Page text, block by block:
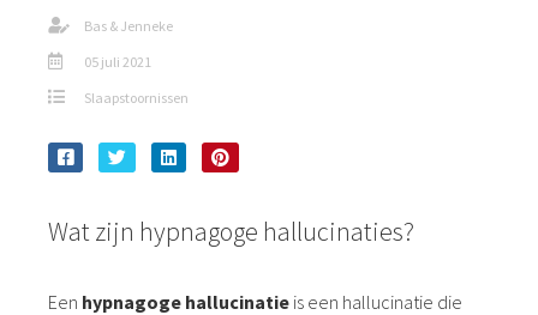
Bas & Jenneke
05 juli 2021
Slaapstoornissen
Wat zijn hypnagoge hallucinaties?
Een hypnagoge hallucinatie is een hallucinatie die